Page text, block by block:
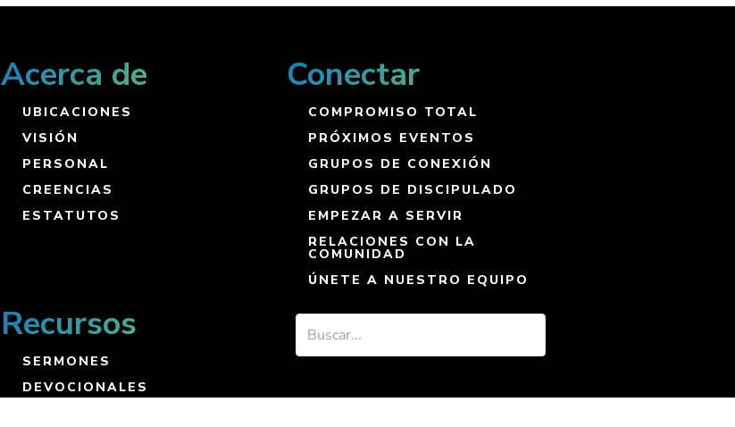
Acerca de
UBICACIONES
VISIÓN
PERSONAL
CREENCIAS
ESTATUTOS
Conectar
COMPROMISO TOTAL
PRÓXIMOS EVENTOS
GRUPOS DE CONEXIÓN
GRUPOS DE DISCIPULADO
EMPEZAR A SERVIR
RELACIONES CON LA
COMUNIDAD
ÚNETE A NUESTRO EQUIPO
Recursos
SERMONES
DEVOCIONALES